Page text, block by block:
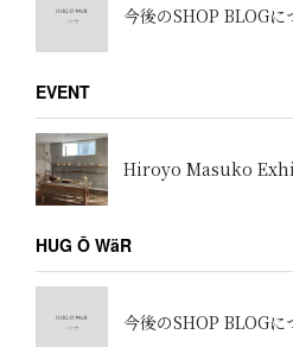
今後のSHOP BLOGに
EVENT
Hiroyo Masuko
HUG Ō WäR
今後のSHOP BLOGに